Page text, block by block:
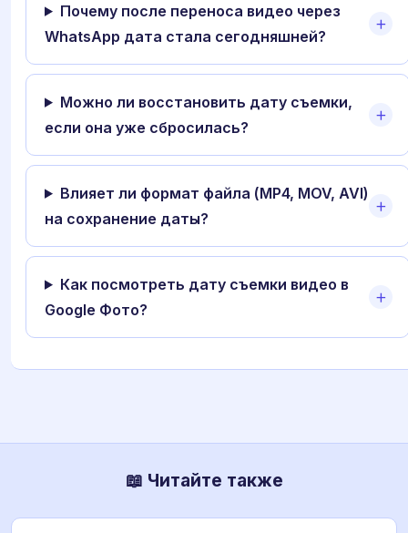
Почему после переноса видео через
WhatsApp дата стала сегодняшней?
Можно ли восстановить дату съемки,
если она уже сбросилась?
Влияет ли формат файла (MP4, MOV, AVI)
на сохранение даты?
Как посмотреть дату съемки видео в
Google Фото?
📖 Читайте также